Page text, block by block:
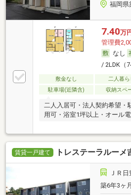
福岡県
7.40万
管理費
なし
/ 2LDK（
敷金なし 二人暮ら
駐車場(近隣含)
収納スペ
二人入居可・法人契約希望・
用可・浴室1坪以上・オール
賃貸一戸建て トレステーラルーメ
ＪＲ
築6年3ヶ